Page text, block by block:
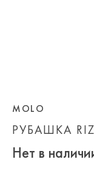
РУБАШКА
MOLO
Нет в